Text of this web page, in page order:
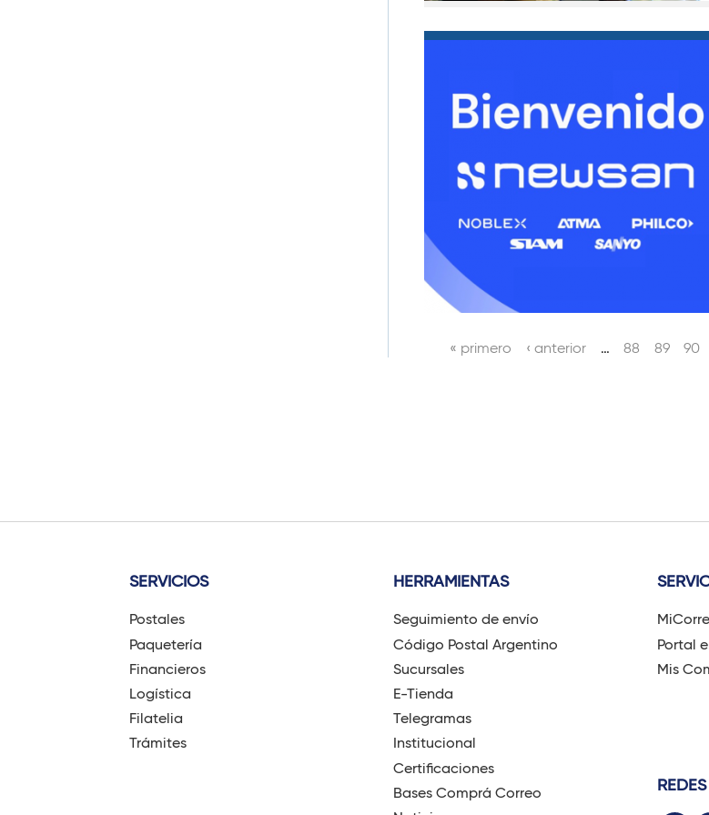
s
« primero ‹ anterior … 88 89 90
SERVICIOS
Postales
Paquetería
Financieros
Logística
Filatelia
Trámites
HERRAMIENTAS
Seguimiento de envío
Código Postal Argentino
Sucursales
E-Tienda
Telegramas
Institucional
Certificaciones
Bases Comprá Correo
Portal
Mis